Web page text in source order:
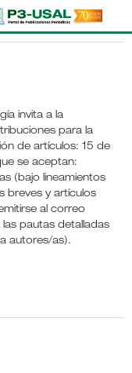
invita a la
para la
de artículos: 15 de
se aceptan:
(bajo lineamientos
breves y artículos
al correo
pautas detalladas
autores/as).